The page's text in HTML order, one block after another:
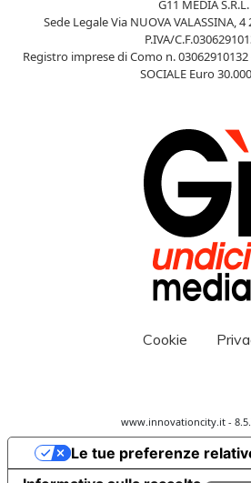
G11 MEDIA S.R.L.
Sede Legale Via NUOVA VALASSINA, 4
P.IVA/
Registro imprese di Como n. 03062910132
SOCIALE Euro
Cookie
www.innovationcity.it -
Le tue preferenze